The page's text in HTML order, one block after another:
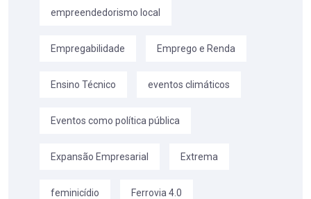
empreendedorismo local
Empregabilidade Emprego e Renda
Ensino Técnico eventos climáticos
Eventos como política pública
Expansão Empresarial Extrema
feminicídio Ferrovia 4.0